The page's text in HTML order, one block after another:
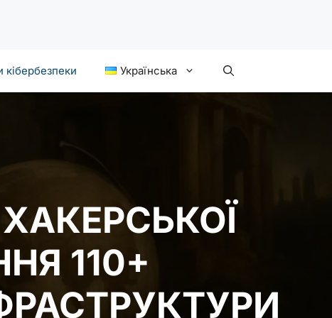
кібербезпеки Українська
110+